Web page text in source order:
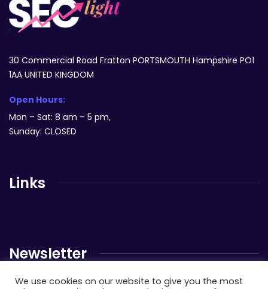
30 Commercial Road Fratton PORTSMOUTH Hampshire PO1
1AA UNITED KINGDOM
Open Hours:
Mon – Sat: 8 am – 5 pm,
Sunday: CLOSED
Links
Newsletter
Send us a newsletter to get update
We use cookies on our website to give you the most